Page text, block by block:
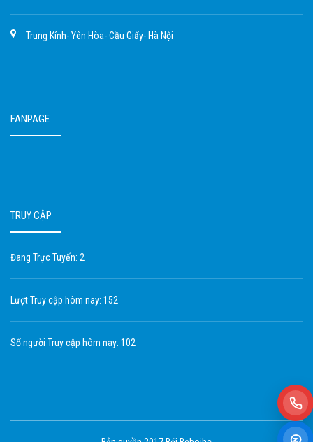
Trung Kính- Yên Hòa- Cầu Giấy- Hà Nội
FANPAGE
TRUY CẬP
Đang Trực Tuyến: 2
Lượt Truy cập hôm nay: 152
Số người Truy cập hôm nay: 102